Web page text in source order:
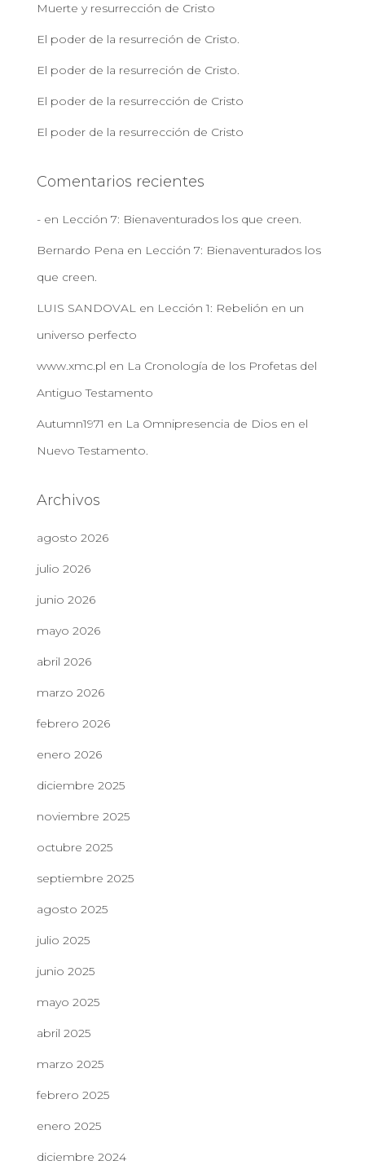
Muerte y resurrección de Cristo
El poder de la resurreción de Cristo.
El poder de la resurreción de Cristo.
El poder de la resurrección de Cristo
El poder de la resurrección de Cristo
Comentarios recientes
- en Lección 7: Bienaventurados los que creen.
Bernardo Pena en Lección 7: Bienaventurados los
que creen.
LUIS SANDOVAL en Lección 1: Rebelión en un
universo perfecto
www.xmc.pl en La Cronología de los Profetas del
Antiguo Testamento
Autumn1971 en La Omnipresencia de Dios en el
Nuevo Testamento.
Archivos
agosto 2026
julio 2026
junio 2026
mayo 2026
abril 2026
marzo 2026
febrero 2026
enero 2026
diciembre 2025
noviembre 2025
octubre 2025
septiembre 2025
agosto 2025
julio 2025
junio 2025
mayo 2025
abril 2025
marzo 2025
febrero 2025
enero 2025
diciembre 2024